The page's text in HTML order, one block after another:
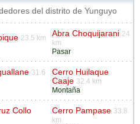
del distrito de Yunguyo
23.5 km
Abra Choquijarani 24
km
Pasar
31.6
Cerro Huilaque
Caaje 32.4 km
Montaña
Collo Cerro Pampase 33.8
km